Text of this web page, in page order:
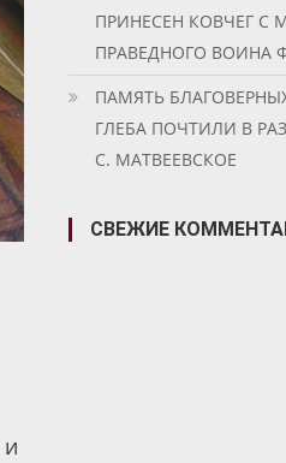
ПРИНЕСЕН КОВЧЕГ
ПРАВЕДНОГО ВОИНА
ПАМЯТЬ
ГЛЕБА ПОЧТИЛИ В
С. МАТВЕЕВСКОЕ
СВЕЖИЕ